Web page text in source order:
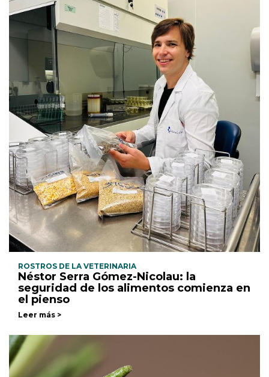
ROSTROS DE LA VETERINARIA
Néstor Serra Gómez-Nicolau: la
seguridad de los alimentos comienza en
el pienso
Leer más >